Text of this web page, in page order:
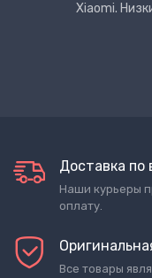
Xiaomi.
Доставка по
Наши курьеры
оплату.
Все товары